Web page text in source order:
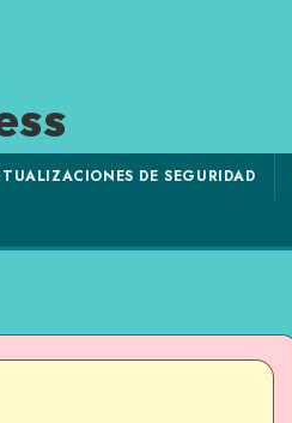
DE SEGURIDAD